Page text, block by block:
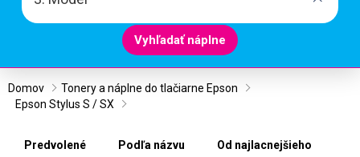
Vyhľadať náplne
Domov
Tonery a náplne do tlačiarne Epson
Epson Stylus S / SX
Predvolené Podľa názvu Od najlacnejšieho